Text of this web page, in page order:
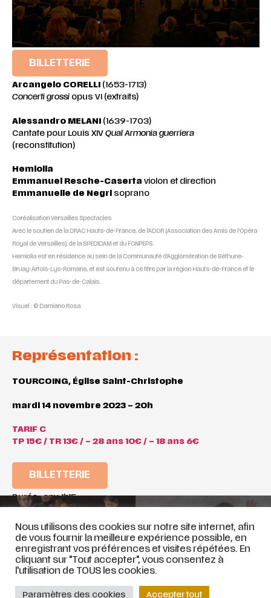
BILLETTERIE
Arcangelo CORELLI(1653-1713)
Concerti grossi opus VI (extraits)
Alessandro MELANI(1639-1703)
Cantate pour Louis XIVQual Armonia guerriera
(reconstitution)
Hemiolia
Emmanuel Resche-Caserta violon et direction
Emmanuelle de Negri soprano
Coréalisation Versailles Spectacles
Avec le soutien de la DRAC Hauts-de-France, de l’ADOR (Association des Amis de l’Opéra
Royal de Versailles), de la SPEDIDAM et du FONPEPS.
Hemiolia est en résidence au sein de la Communauté d’Agglomération de Béthune-
Bruay-Artois-Lys-Romane, et est soutenu à ce titre par la région Hauts-de-France et le
département du Pas-de-Calais.
Visuel : © Damiano Rosa
Représentation :
TOURCOING, Église Saint-Christophe
mardi 14 novembre 2023 – 20h
TARIF C
TP 15€ / TR 13€ / – 28 ans 10€ / – 18 ans 6€
BILLETTERIE
Durée : env. 1h15
BACH, CANTATES BWV 94, 8
ET 114 – 20 octobre 2023
HÉCUBE REINE DE TROIE – 17
novembre 2023
© ATELIER LYRIQUE DE TOURCOING | Mentions légales|Stratégie web
Nous utilisons des cookies sur notre site internet, afin
de vous fournir la meilleure expérience possible, en
enregistrant vos préférences et visites répétées. En
cliquant sur "Tout accepter", vous consentez à
l'utilisation de TOUS les cookies.
Paramètres des cookies Accepter tout